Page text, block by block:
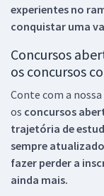
experientes no
conquistar uma
Concursos
os concursos
Conte com a
os concursos
trajetória de
sempre
fazer perder a
ainda mais.